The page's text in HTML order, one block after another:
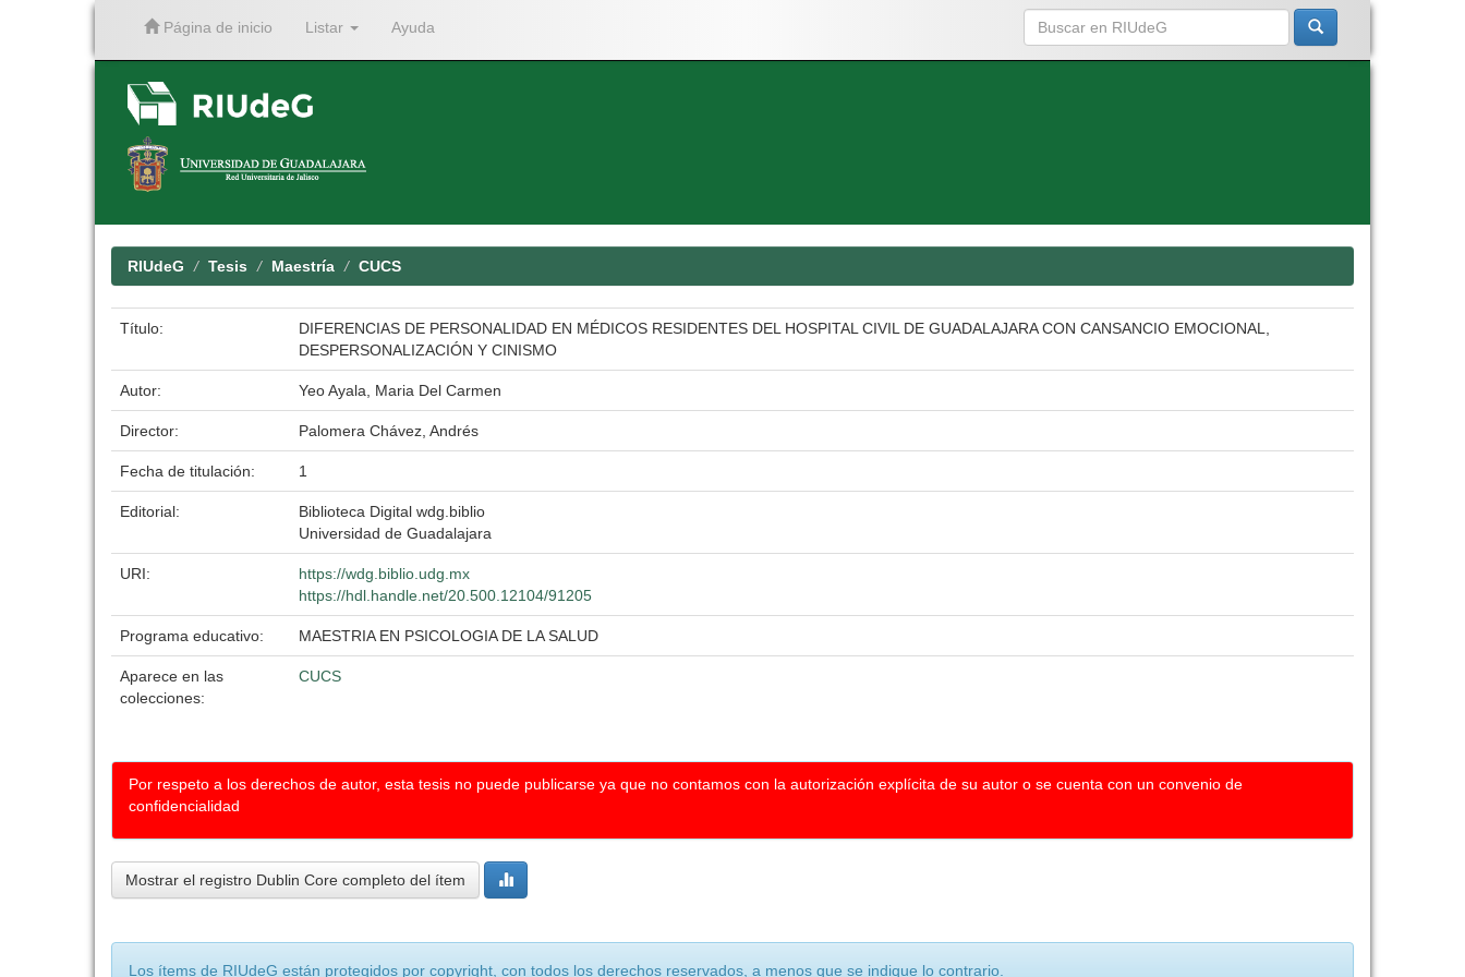
Página de inicio Listar Ayuda
RIUdeG Tesis Maestría CUCS
Título:
DIFERENCIAS DE PERSONALIDAD EN MÉDICOS RESIDENTES DEL HOSPITAL CIVIL DE GUADALAJARA CON CANSANCIO EMOCIONAL,
DESPERSONALIZACIÓN Y CINISMO
Autor: Yeo Ayala, Maria Del Carmen
Director: Palomera Chávez, Andrés
Fecha de titulación: 1
Editorial:
Biblioteca Digital wdg.biblio
Universidad de Guadalajara
URI:
https://wdg.biblio.udg.mx
https://hdl.handle.net/20.500.12104/91205
Programa educativo: MAESTRIA EN PSICOLOGIA DE LA SALUD
Aparece en las
colecciones:
CUCS
Por respeto a los derechos de autor, esta tesis no puede publicarse ya que no contamos con la autorización explícita de su autor o se cuenta con un convenio de
confidencialidad
Mostrar el registro Dublin Core completo del ítem
Los ítems de RIUdeG están protegidos por copyright, con todos los derechos reservados, a menos que se indique lo contrario.